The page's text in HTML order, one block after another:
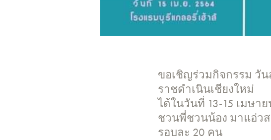
ขอเชิญร่วมกิจกรรม วั
ราชดำเนินเชียงใหม่
ได้ในวันที่ 13-15 เมษา
ชวนพี่ชวนน้อง มาแอ่ว
รอบละ 20 คน